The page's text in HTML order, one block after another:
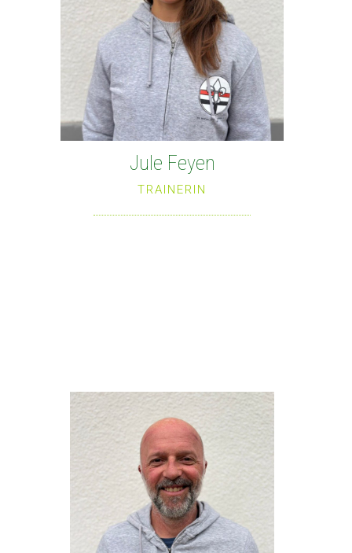
Jule Feyen
TRAINERIN